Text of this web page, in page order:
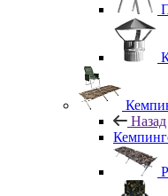
Назад